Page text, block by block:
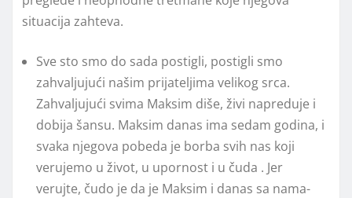
situacija zahteva.
Sve sto smo do sada postigli, postigli smo
zahvaljujući našim prijateljima velikog srca.
Zahvaljujući svima Maksim diše, živi napreduje i
dobija šansu. Maksim danas ima sedam godina, i
svaka njegova pobeda je borba svih nas koji
verujemo u život, u upornost i u čuda . Jer
verujte, čudo je da je Maksim i danas sa nama-